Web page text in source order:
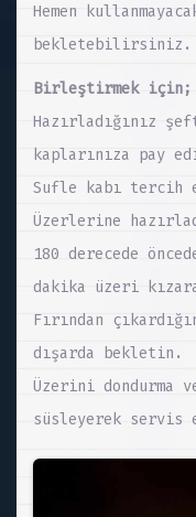
Hemen
bekletebilirsiniz.
Birleştirmek için;
Hazırladığınız
kaplarınıza pay
Sufle kabı tercih
Üzerlerine
180 derecede
dakika üzeri
Fırından
dışarda bekletin.
Üzerini dondurma
süsleyerek servis